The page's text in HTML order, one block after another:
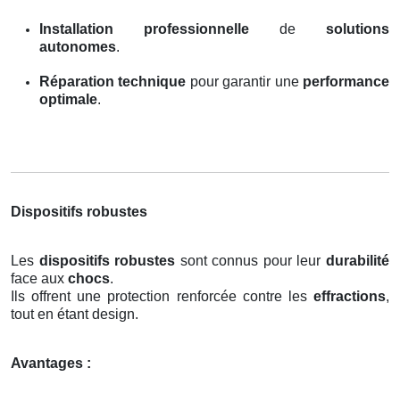
Installation professionnelle de solutions
autonomes.
Réparation technique pour garantir une performance
optimale.
Dispositifs robustes
Les dispositifs robustes sont connus pour leurdurabilité
face aux chocs.
Ils offrent une protection renforcée contre les effractions,
tout en étant design.
Avantages :